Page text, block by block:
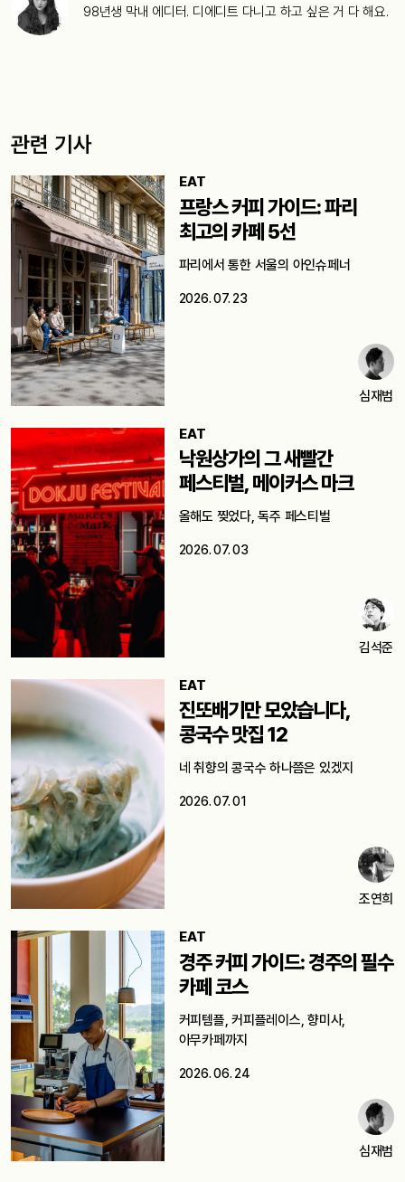
98년생 막내 에디터. 디에디트 다니고 하고 싶은 거 다 해요.
관련 기사
EAT
프랑스 커피 가이드: 파리
최고의 카페 5선
파리에서 통한 서울의 아인슈페너
2026. 07. 23
심재범
EAT
낙원상가의 그 새빨간
페스티벌, 메이커스 마크
올해도 찢었다, 독주 페스티벌
2026. 07. 03
김석준
EAT
진또배기만 모았습니다,
콩국수 맛집 12
네 취향의 콩국수 하나쯤은 있겠지
2026. 07. 01
조연희
EAT
경주 커피 가이드: 경주의 필수
카페 코스
커피템플, 커피플레이스, 향미사,
아무카페까지
2026. 06. 24
심재범